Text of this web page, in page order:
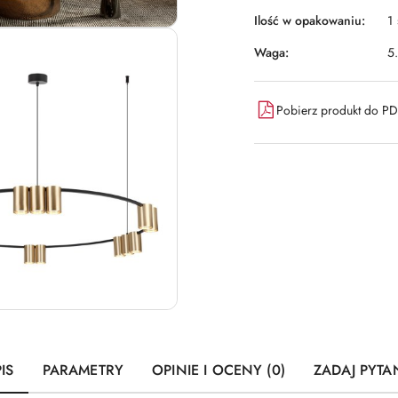
Ilość w opakowaniu:
1
Waga:
Pobierz produkt do
PARAMETRY OPINIE I OCENY (0) ZADAJ